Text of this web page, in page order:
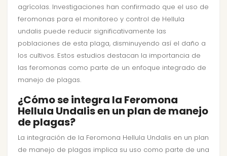
agrícolas. Investigaciones han confirmado que el uso de
feromonas para el monitoreo y control de Hellula
undalis puede reducir significativamente las
poblaciones de esta plaga, disminuyendo así el daño a
los cultivos. Estos estudios destacan la importancia de
las feromonas como parte de un enfoque integrado de
manejo de plagas.
¿Cómo se integra la Feromona
Hellula Undalis en un plan de manejo
de plagas?
La integración de la Feromona Hellula Undalis en un plan
de manejo de plagas implica su uso como parte de una